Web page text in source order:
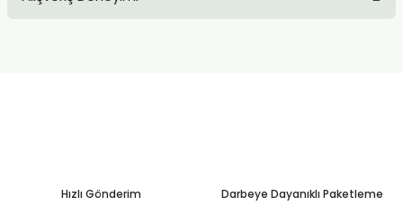
Hızlı Gönderim Darbeye Dayanıklı Paketleme